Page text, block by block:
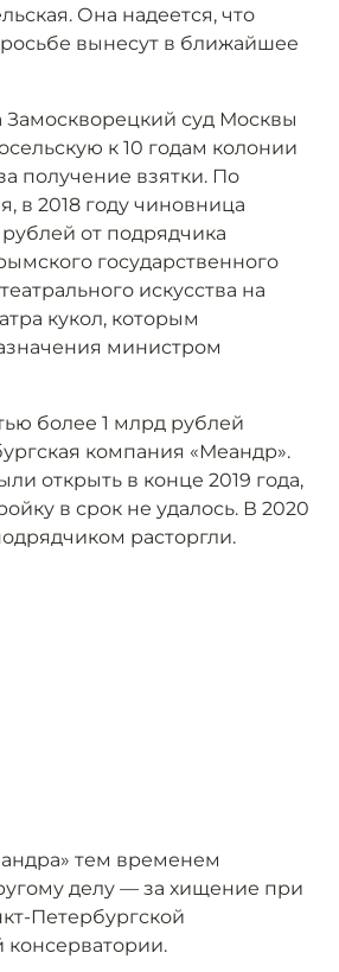
Она надеется, что
вынесут в ближайшее
Замоскворецкий суд Москвы
к 10 годам колонии
получение взятки. По
в 2018 году чиновница
от подрядчика
государственного
искусства на
кукол, которым
министром
более 1 млрд рублей
компания «Меандр».
открыть в конце 2019 года,
в срок не удалось. В 2020
расторгли.
тем временем
делу — за хищение при
Петербургской
консерватории.